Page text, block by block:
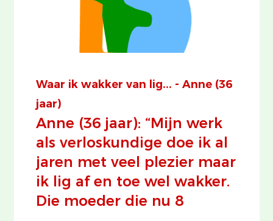
Waar ik wakker van lig... - Anne (36
jaar)
Anne (36 jaar): “Mijn werk
als verloskundige doe ik al
jaren met veel plezier maar
ik lig af en toe wel wakker.
Die moeder die nu 8